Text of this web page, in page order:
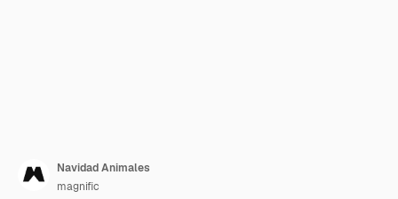
Navidad Animales
magnific